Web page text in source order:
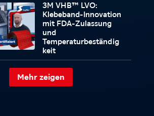
3M VHB™ LVO:
Klebeband-Innovation
mit FDA-Zulassung
und
Temperaturbeständig
keit
Mehr zeigen